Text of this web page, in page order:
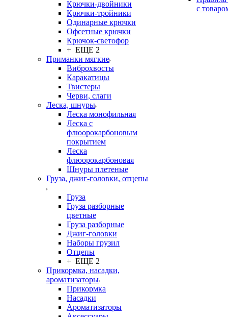
Крючки-двойники
Крючки-тройники
Одинарные крючки
Офсетные крючки
Крючок-светофор
+ ЕЩЕ 2
Приманки мягкие
Виброхвосты
Каракатицы
Твистеры
Черви, слаги
Леска, шнуры
Леска монофильная
Леска с
флюорокарбоновым
покрытием
Леска
флюорокарбоновая
Шнуры плетеные
Груза, джиг-головки, отцепы
Груза
Груза разборные
цветные
Груза разборные
Джиг-головки
Наборы грузил
Отцепы
+ ЕЩЕ 2
Прикормка, насадки,
ароматизаторы
Прикормка
Насадки
Ароматизаторы
с